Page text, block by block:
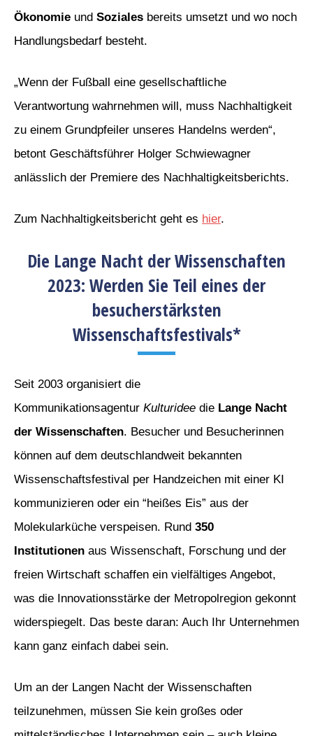
Ökonomie und Soziales bereits umsetzt und wo noch
Handlungsbedarf besteht.
„Wenn der Fußball eine gesellschaftliche
Verantwortung wahrnehmen will, muss Nachhaltigkeit
zu einem Grundpfeiler unseres Handelns werden“,
betont Geschäftsführer Holger Schwiewagner
anlässlich der Premiere des Nachhaltigkeitsberichts.
Zum Nachhaltigkeitsbericht geht es hier.
Die Lange Nacht der Wissenschaften
2023: Werden Sie Teil eines der
besucherstärksten
Wissenschaftsfestivals*
Seit 2003 organisiert die
Kommunikationsagentur Kulturidee die Lange Nacht
der Wissenschaften. Besucher und Besucherinnen
können auf dem deutschlandweit bekannten
Wissenschaftsfestival per Handzeichen mit einer KI
kommunizieren oder ein “heißes Eis” aus der
Molekularküche verspeisen. Rund 350
Institutionen aus Wissenschaft, Forschung und der
freien Wirtschaft schaffen ein vielfältiges Angebot,
was die Innovationsstärke der Metropolregion gekonnt
widerspiegelt. Das beste daran: Auch Ihr Unternehmen
kann ganz einfach dabei sein.
Um an der Langen Nacht der Wissenschaften
teilzunehmen, müssen Sie kein großes oder